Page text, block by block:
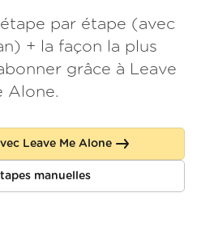
Preuves d'amour
FAQ
par étape (avec
+ la façon la plus
grâce à Leave
Alone.
Leave Me Alone
manuelles